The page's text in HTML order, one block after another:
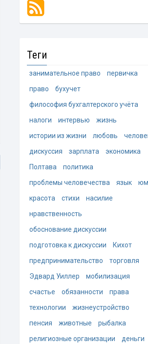
Теги
занимательное право
первичка
право
бухучет
философия бухгалтерского учёта
налоги
интервью
жизнь
истории из жизни
любовь
дискуссия
зарплата
экономика
Полтава
политика
проблемы человечества
язык
красота
стихи
насилие
нравственность
обоснование дискуссии
подготовка к дискуссии
Кихот
предпринимательство
торговля
Эдвард Уиллер
мобилизация
счастье
обязанности
права
технологии
жизнеустройство
пенсия
животные
рыбалка
религиозные организации
деньги